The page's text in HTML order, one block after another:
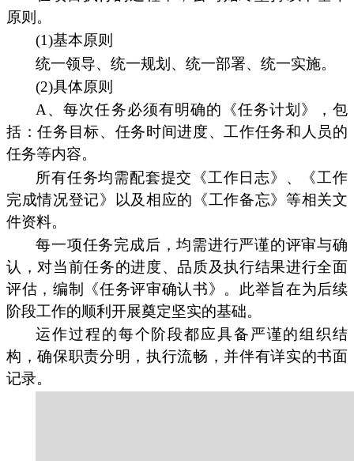
原则。
(1)基本原则
统一领导、统一规划、统一部署、统一实施。
(2)具体原则
A、每次任务必须有明确的《任务计划》，包
括：任务目标、任务时间进度、工作任务和人员的
任务等内容。
所有任务均需配套提交《工作日志》、《工作
完成情况登记》以及相应的《工作备忘》等相关文
件资料。
每一项任务完成后，均需进行严谨的评审与确
认，对当前任务的进度、品质及执行结果进行全面
评估，编制《任务评审确认书》。此举旨在为后续
阶段工作的顺利开展奠定坚实的基础。
运作过程的每个阶段都应具备严谨的组织结
构，确保职责分明，执行流畅，并伴有详实的书面
记录。